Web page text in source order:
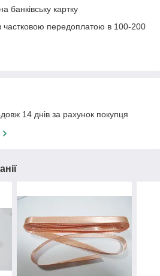
банківську картку
частковою передоплатою в 100-200
14 днів за рахунок покупця